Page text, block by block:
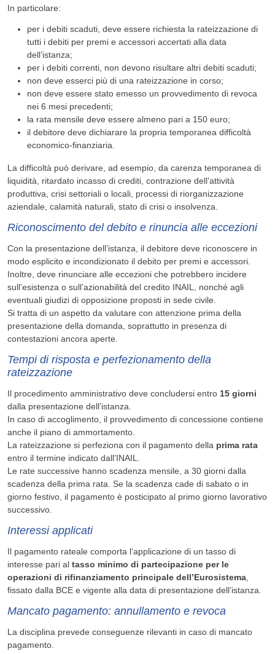
In particolare:
per i debiti scaduti, deve essere richiesta la rateizzazione di
tutti i debiti per premi e accessori accertati alla data
dell’istanza;
per i debiti correnti, non devono risultare altri debiti scaduti;
non deve esserci più di una rateizzazione in corso;
non deve essere stato emesso un provvedimento di revoca
nei 6 mesi precedenti;
la rata mensile deve essere almeno pari a 150 euro;
il debitore deve dichiarare la propria temporanea difficoltà
economico-finanziaria.
La difficoltà può derivare, ad esempio, da carenza temporanea di
liquidità, ritardato incasso di crediti, contrazione dell’attività
produttiva, crisi settoriali o locali, processi di riorganizzazione
aziendale, calamità naturali, stato di crisi o insolvenza.
Riconoscimento del debito e rinuncia alle eccezioni
Con la presentazione dell’istanza, il debitore deve riconoscere in
modo esplicito e incondizionato il debito per premi e accessori.
Inoltre, deve rinunciare alle eccezioni che potrebbero incidere
sull’esistenza o sull’azionabilità del credito INAIL, nonché agli
eventuali giudizi di opposizione proposti in sede civile.
Si tratta di un aspetto da valutare con attenzione prima della
presentazione della domanda, soprattutto in presenza di
contestazioni ancora aperte.
Tempi di risposta e perfezionamento della
rateizzazione
Il procedimento amministrativo deve concludersi entro 15 giorni
dalla presentazione dell’istanza.
In caso di accoglimento, il provvedimento di concessione contiene
anche il piano di ammortamento.
La rateizzazione si perfeziona con il pagamento della prima rata
entro il termine indicato dall’INAIL.
Le rate successive hanno scadenza mensile, a 30 giorni dalla
scadenza della prima rata. Se la scadenza cade di sabato o in
giorno festivo, il pagamento è posticipato al primo giorno lavorativo
successivo.
Interessi applicati
Il pagamento rateale comporta l’applicazione di un tasso di
interesse pari al tasso minimo di partecipazione per le
operazioni di rifinanziamento principale dell’Eurosistema,
fissato dalla BCE e vigente alla data di presentazione dell’istanza.
Mancato pagamento: annullamento e revoca
La disciplina prevede conseguenze rilevanti in caso di mancato
pagamento.